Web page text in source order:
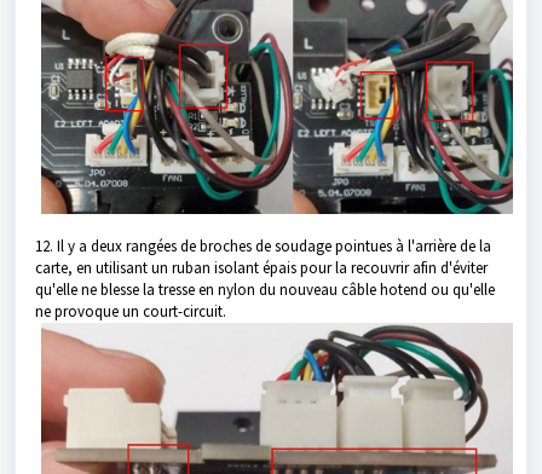
12. Il y a deux rangées de broches de soudage pointues à l'arrière de la
carte, en utilisant un ruban isolant épais pour la recouvrir afin d'éviter
qu'elle ne blesse la tresse en nylon du nouveau câble hotend ou qu'elle
ne provoque un court-circuit.